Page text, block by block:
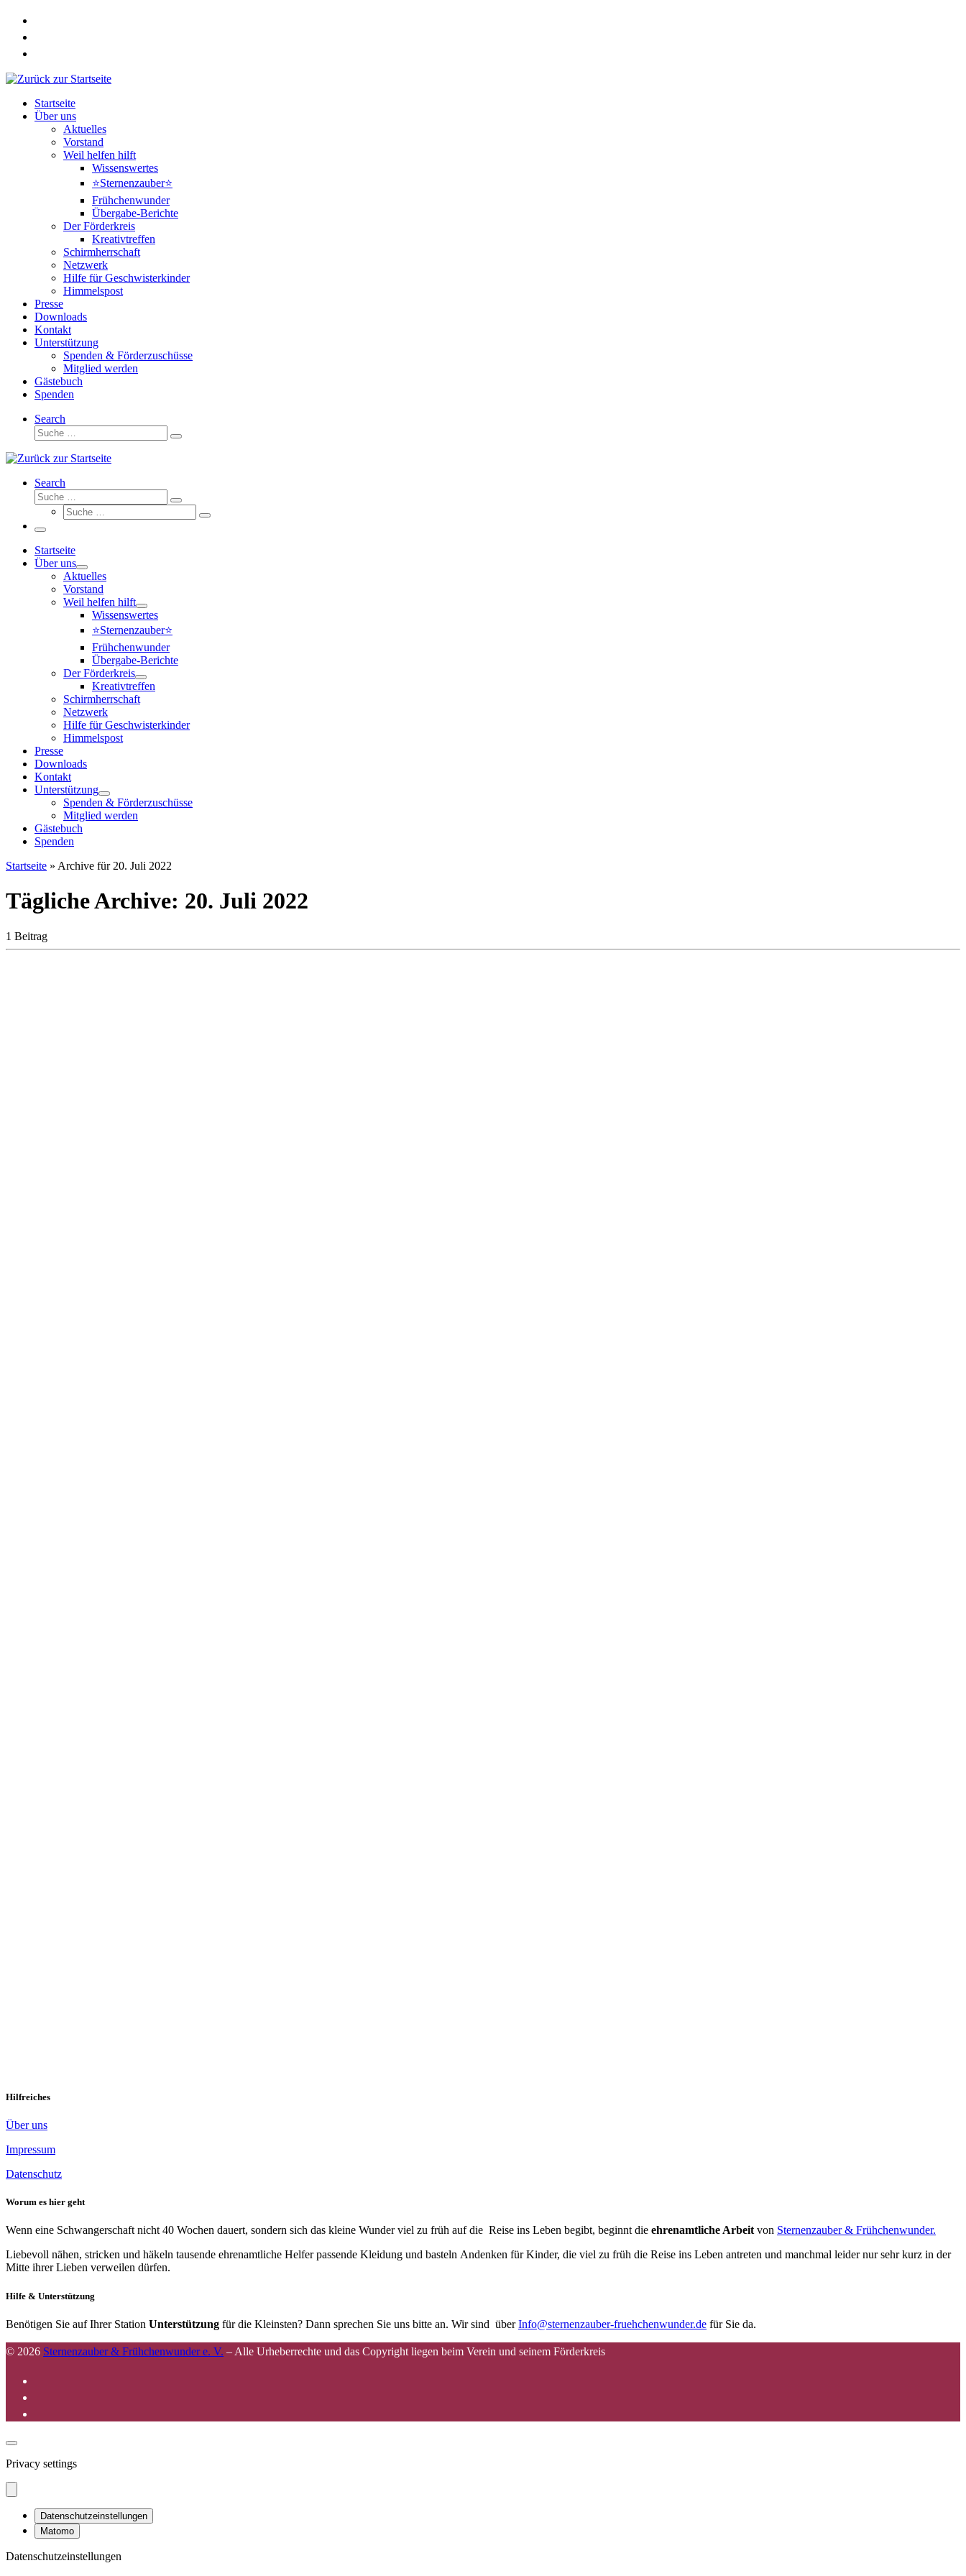
Zum
springen
Startseite
Über uns
Aktuelles
Vorstand
Weil helfen hilft
Wissenswertes
⭐Sternenzauber⭐
Frühchenwunder
Übergabe-Berichte
Der Förderkreis
Kreativtreffen
Schirmherrschaft
Netzwerk
Hilfe für Geschwisterkinder
Himmelspost
Presse
Downloads
Kontakt
Unterstützung
Spenden & Förderzuschüsse
Mitglied werden
Gästebuch
Spenden
Search
Suche
Suche
Search
Suche
Suche
Suche
Suche
Menü
Startseite
Über uns
Aktuelles
Vorstand
Weil helfen hilft
Wissenswertes
⭐Sternenzauber⭐
Frühchenwunder
Übergabe-Berichte
Der Förderkreis
Kreativtreffen
Schirmherrschaft
Netzwerk
Hilfe für Geschwisterkinder
Himmelspost
Presse
Downloads
Kontakt
Unterstützung
Spenden & Förderzuschüsse
Mitglied werden
Gästebuch
Spenden
Startseite » Archive für 20. Juli 2022
Tägliche Archive: 20. Juli 2022
1 Beitrag
Hilfreiches
Über uns
Impressum
Datenschutz
Worum es hier geht
Wenn eine Schwangerschaft nicht 40 Wochen dauert, sondern sich das kleine Wunder viel zu früh auf die Reise ins Leben begibt, beginnt die ehrenamtliche Arbeit von Sternenzauber & Frühchenwunder.
Liebevoll nähen, stricken und häkeln tausende ehrenamtliche Helfer passende Kleidung und basteln Andenken für Kinder, die viel zu früh die Reise ins Leben antreten und manchmal leider nur sehr kurz in der
Mitte ihrer Lieben verweilen dürfen.
Hilfe & Unterstützung
Benötigen Sie auf Ihrer Station Unterstützung für die Kleinsten? Dann sprechen Sie uns bitte an. Wir sind überInfo@sternenzauber-fruehchenwunder.de für Sie da.
© 2026 Sternenzauber & Frühchenwunder e. V. – Alle Urheberrechte und das Copyright liegen beim Verein und seinem Förderkreis
Privacy settings
Datenschutzeinstellungen
Matomo
Datenschutzeinstellungen